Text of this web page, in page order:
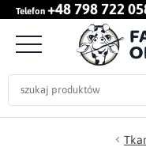
Telefon +48 798 722